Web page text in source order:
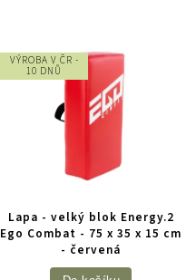
VÝROBA V ČR -
10 DNŮ
Lapa - velký blok Energy.2
Ego Combat - 75 x 35 x 15 cm
- červená